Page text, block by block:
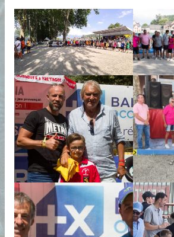
Août
2022
Espalion